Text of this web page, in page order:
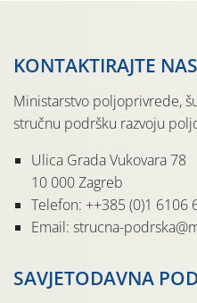
KONTAKTIRAJTE NAS
Ministarstvo poljoprivrede,
stručnu podršku razvoju
Ulica Grada Vukovara 78
10 000 Zagreb
Telefon: ++385 (0)1 6106
Email: strucna-
SAVJETODAVNA